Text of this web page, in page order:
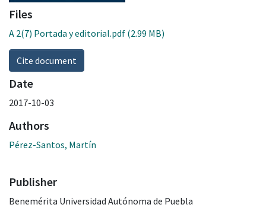
Files
A 2(7) Portada y editorial.pdf (2.99 MB)
Cite document
Date
2017-10-03
Authors
Pérez-Santos, Martín
Publisher
Benemérita Universidad Autónoma de Puebla